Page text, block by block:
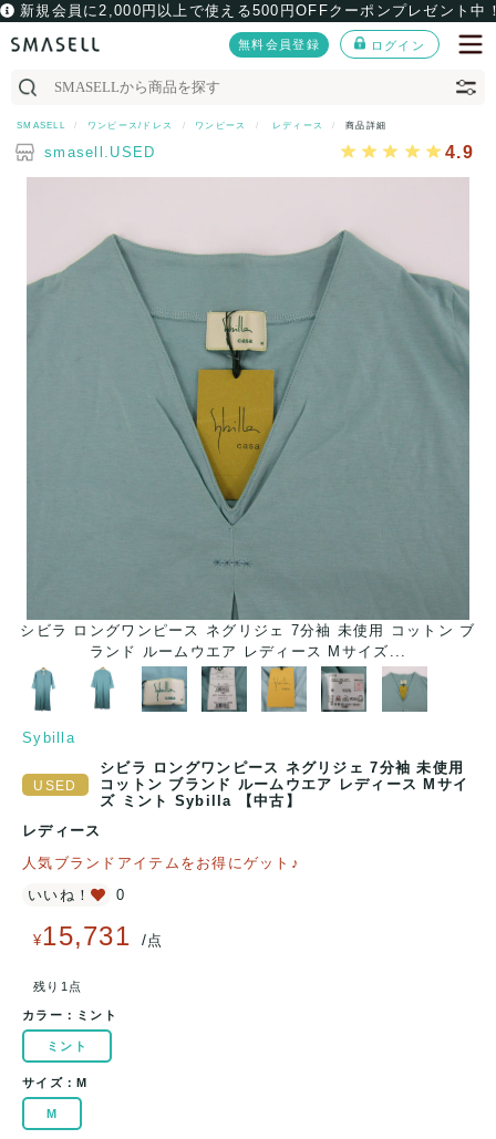
新規会員に2,000円以上で使える500円OFFクーポンプレゼント中
無料会員登録 ログイン
SMASELL ワンピース/ドレス ワンピース レディース 商品詳細
smasell.USED 4.9
シビラ ロングワンピース ネグリジェ 7分袖 未使用 コットン ブ
ランド ルームウエア レディース Mサイズ...
Sybilla
シビラ ロングワンピース ネグリジェ 7分袖 未使用
コットン ブランド ルームウエア レディース Mサイ
ズ ミント Sybilla 【中古】
レディース
人気ブランドアイテムをお得にゲット♪
いいね！
0
¥15,731 /点
残り1点
カラー： ミント
ミント
サイズ：M
M